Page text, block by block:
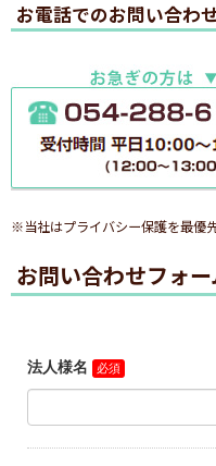
お電話でのお問い合わ
※当社はプライバシー保護を最優
お問い合わせフォー